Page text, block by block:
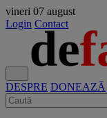
vineri 07 august
Login Contact
DESPRE DONEAZĂ